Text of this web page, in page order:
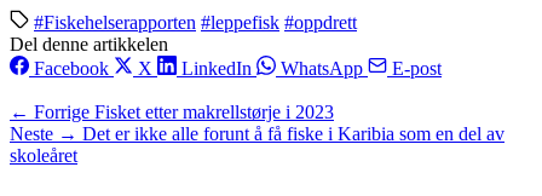
#Fiskehelserapporten #leppefisk #oppdrett
Del denne artikkelen
Facebook
X LinkedIn WhatsApp E-post
← Forrige Fisket etter makrellstørje i 2023
Neste → Det er ikke alle forunt å få fiske i Karibia som en del av
skoleåret